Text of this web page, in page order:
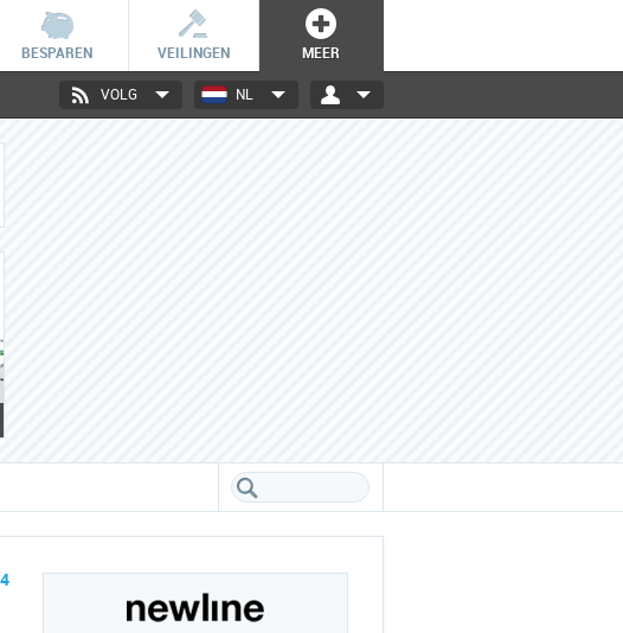
BESPAREN VEILINGEN MEER
NL
VOLG
4